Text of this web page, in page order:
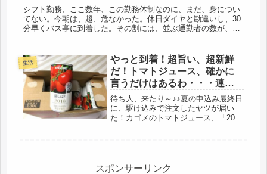
き
シフト勤務、ここ数年、この勤務体制なのに、まだ、身につい
てない。今朝は、超、危なかった。休日ダイヤと勘違いし、30
分早くバス亭に到着した。その割には、並ぶ通勤者の数が、い
生活
やっと到着！超旨い、超新鮮
だ！トマトジュース、確かに
言うだけはあるわ・・・連勤
カレー、子弁当＾＾
待ち人、来たり～♪♪夏の申込み最終日
に、駆け込みで注文したヤツが届い
た！カゴメのトマトジュース、「2018
スポンサーリンク